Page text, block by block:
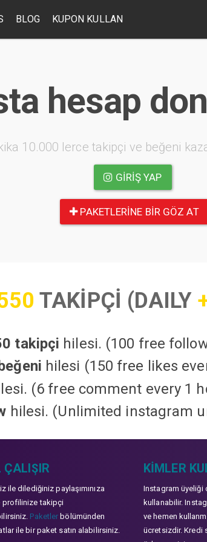
BLOG KUPON KULLAN
hesap
10.000 lerce takipçi ve beğeni
GIRIŞ YAP
PAKETLERINE BIR GÖZ AT
TAKİPÇİ (DAILY
takipçi hilesi. (100 free
hilesi (150 free likes
(6 free comment every 1
hilesi. (Unlimited instagram
ÇALIŞIR
ile dilediğiniz paylaşımınıza
profilinize takipçi
Paketler bölümünden
ile bir paket satın alabilirsiniz.
KIMLER
Instagram üyeliği
kullanabilir.
ve hemen
ücretsizdir. Kredi